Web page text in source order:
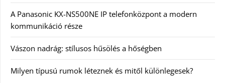
A Panasonic KX-NS500NE IP telefonközpont a modern
kommunikáció része
Vászon nadrág: stílusos hűsölés a hőségben
Milyen típusú rumok léteznek és mitől különlegesek?